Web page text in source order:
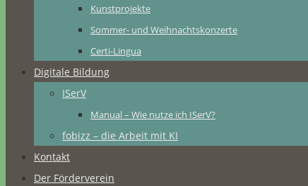
Kunstprojekte
Sommer- und Weihnachtskonzerte
Certi-Lingua
Digitale Bildung
ISerV
Manual – Wie nutze ich ISerV?
fobizz – die Arbeit mit KI
Kontakt
Der Förderverein